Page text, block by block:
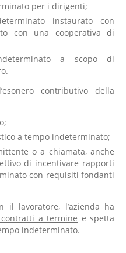
per i dirigenti;
instaurato con
con una cooperativa di
a scopo di
contributivo della
a tempo indeterminato;
o a chiamata, anche
di incentivare rapporti
con requisiti fondanti
il lavoratore, l’azienda ha
a termine e spetta
indeterminato.